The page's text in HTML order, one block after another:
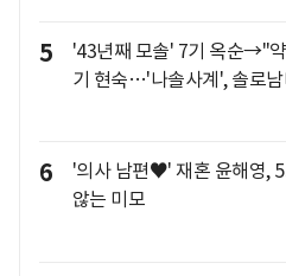
5
'43년째 모솔' 7기 옥순→"
기 현숙…'나솔사계', 솔로남
6
'의사 남편♥' 재혼 윤해영,
않는 미모